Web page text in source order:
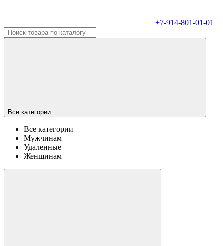
+7-914-801-01-01
Все категории
Все категории
Мужчинам
Удаленные
Женщинам